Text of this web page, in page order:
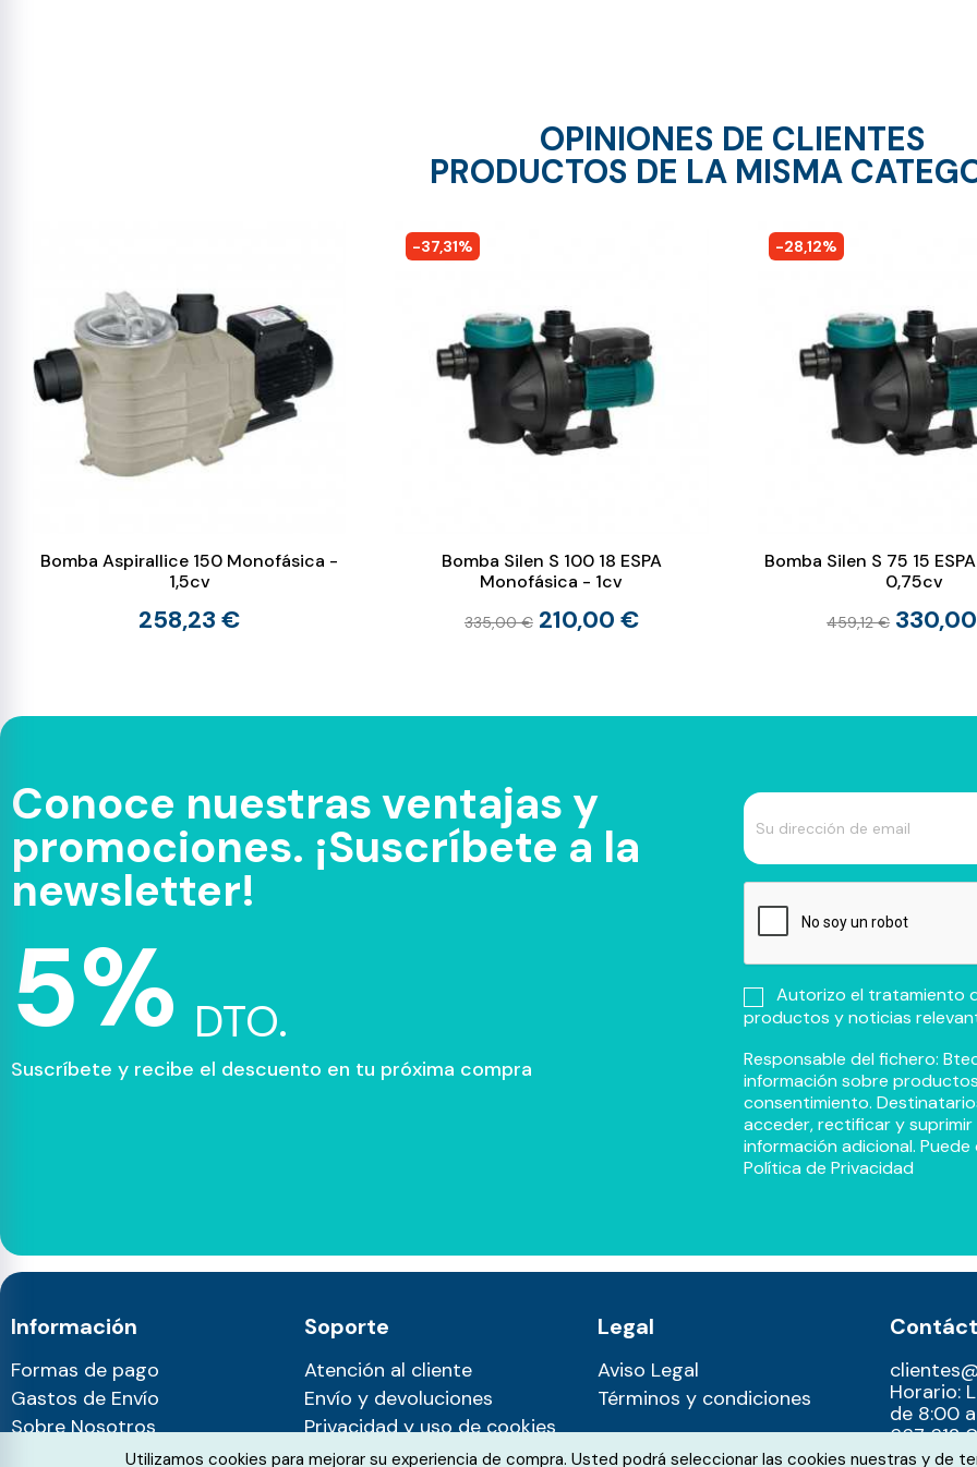
OPINIONES DE CLIENTES
PRODUCTOS DE LA MISMA
Bomba Aspirallice 150 Monofásica -
1,5cv
258,23 €
-37,31%
Bomba Silen S 100 18 ESPA
Monofásica - 1cv
335,00 € 210,00 €
-28,12%
Bomba Silen S 75 15
0,75cv
459,12 €
Conoce nuestras ventajas y
promociones. ¡Suscríbete a la
newsletter!
5% DTO.
Suscríbete y recibe el descuento en tu próxima compra
Autorizo el tratamiento
productos y noticias
Responsable del fichero:
información sobre
consentimiento.
acceder, rectificar y
información adicional.
Política de Privacidad
Información
Formas de pago
Gastos de Envío
Sobre Nosotros
Soporte
Atención al cliente
Envío y devoluciones
Privacidad y uso de cookies
Legal
Aviso Legal
Términos y condiciones
Horario:
de 8:00
667 612
Utilizamos cookies para mejorar su experiencia de compra. Usted podrá seleccionar las cookies nuestras y de